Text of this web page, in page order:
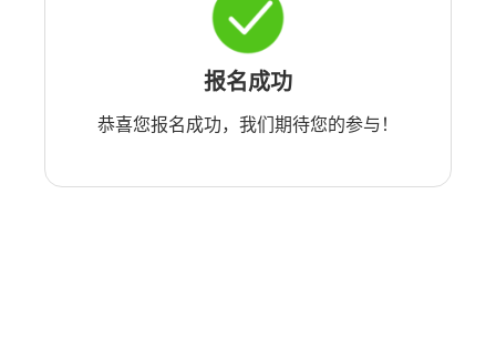
报名成功
恭喜您报名成功，我们期待您的参与！